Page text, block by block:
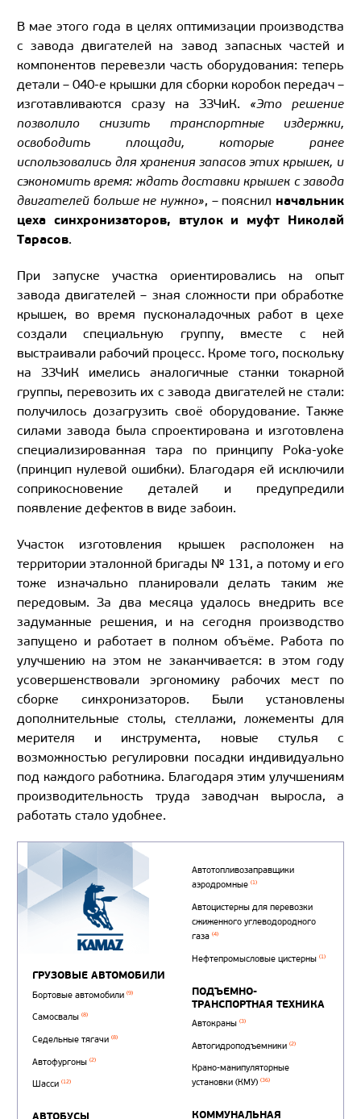
В мае этого года в целях оптимизации производства
с завода двигателей на завод запасных частей и
компонентов перевезли часть оборудования: теперь
детали – 040-е крышки для сборки коробок передач –
изготавливаются сразу на ЗЗЧиК. «Это решение
позволило снизить транспортные издержки,
освободить площади, которые ранее
использовались для хранения запасов этих крышек, и
сэкономить время: ждать доставки крышек с завода
двигателей больше не нужно», – пояснил начальник
цеха синхронизаторов, втулок и муфт Николай
Тарасов.
При запуске участка ориентировались на опыт
завода двигателей – зная сложности при обработке
крышек, во время пусконаладочных работ в цехе
создали специальную группу, вместе с ней
выстраивали рабочий процесс. Кроме того, поскольку
на ЗЗЧиК имелись аналогичные станки токарной
группы, перевозить их с завода двигателей не стали:
получилось дозагрузить своё оборудование. Также
силами завода была спроектирована и изготовлена
специализированная тара по принципу Poka-yoke
(принцип нулевой ошибки). Благодаря ей исключили
соприкосновение деталей и предупредили
появление дефектов в виде забоин.
Участок изготовления крышек расположен на
территории эталонной бригады № 131, а потому и его
тоже изначально планировали делать таким же
передовым. За два месяца удалось внедрить все
задуманные решения, и на сегодня производство
запущено и работает в полном объёме. Работа по
улучшению на этом не заканчивается: в этом году
усовершенствовали эргономику рабочих мест по
сборке синхронизаторов. Были установлены
дополнительные столы, стеллажи, ложементы для
мерителя и инструмента, новые стулья с
возможностью регулировки посадки индивидуально
под каждого работника. Благодаря этим улучшениям
производительность труда заводчан выросла, а
работать стало удобнее.